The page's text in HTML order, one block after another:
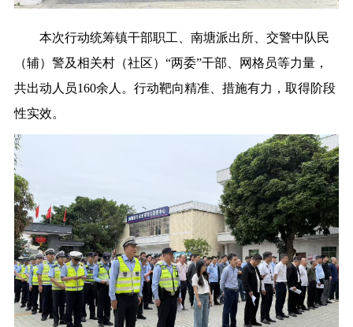
本次行动统筹镇干部职工、南塘派出所、交警中队民
（辅）警及相关村（社区）“两委”干部、网格员等力量，
共出动人员160余人。行动靶向精准、措施有力，取得阶段
性实效。